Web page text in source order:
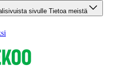
sivulle Tietoa meistä